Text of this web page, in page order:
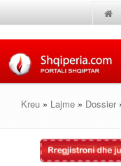
Kreu » Lajme » Dossier